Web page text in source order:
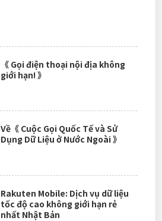
《 Gọi điện thoại nội địa không
giới hạn! 》
Về《 Cuộc Gọi Quốc Tế và Sử
Dụng Dữ Liệu ở Nước Ngoài 》
Rakuten Mobile: Dịch vụ dữ liệu
tốc độ cao không giới hạn rẻ
nhất Nhật Bản